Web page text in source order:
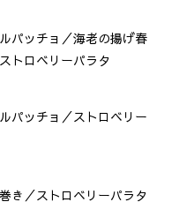
パッチョ／海老の揚げ春
トロベリーパラタ
パッチョ／ストロベリー
き／ストロベリーパラタ